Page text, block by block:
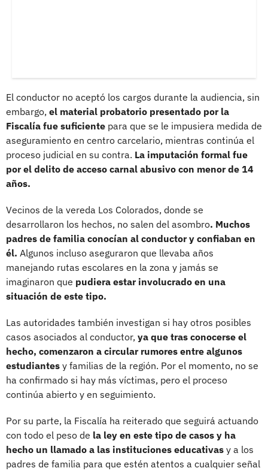
El conductor no aceptó los cargos durante la audiencia, sin
embargo, el material probatorio presentado por la
Fiscalía fue suficiente para que se le impusiera medida de
aseguramiento en centro carcelario, mientras continúa el
proceso judicial en su contra. La imputación formal fue
por el delito de acceso carnal abusivo con menor de 14
años.
Vecinos de la vereda Los Colorados, donde se
desarrollaron los hechos, no salen del asombro. Muchos
padres de familia conocían al conductor y confiaban en
él. Algunos incluso aseguraron que llevaba años
manejando rutas escolares en la zona y jamás se
imaginaron que pudiera estar involucrado en una
situación de este tipo.
Las autoridades también investigan si hay otros posibles
casos asociados al conductor, ya que tras conocerse el
hecho, comenzaron a circular rumores entre algunos
estudiantes y familias de la región. Por el momento, no se
ha confirmado si hay más víctimas, pero el proceso
continúa abierto y en seguimiento.
Por su parte, la Fiscalía ha reiterado que seguirá actuando
con todo el peso de la ley en este tipo de casos y ha
hecho un llamado a las instituciones educativas y a los
padres de familia para que estén atentos a cualquier señal